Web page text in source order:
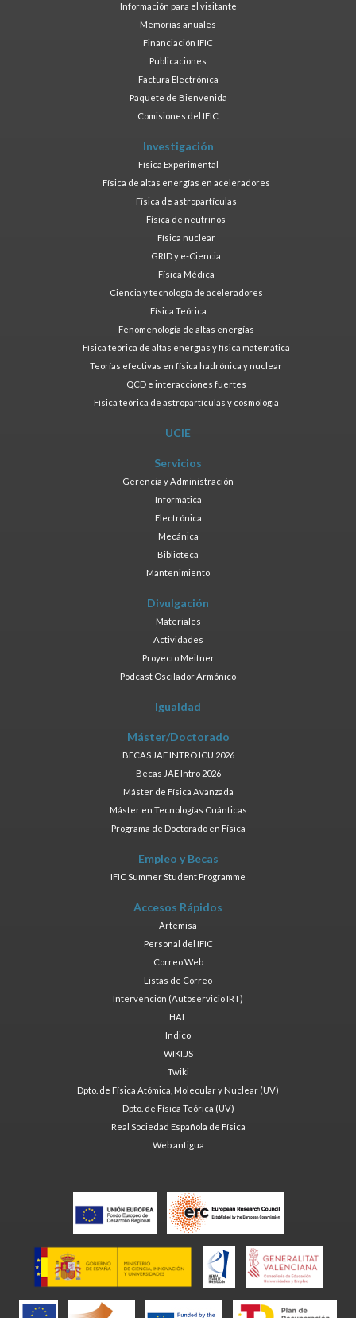
Información para el visitante
Memorias anuales
Financiación IFIC
Publicaciones
Factura Electrónica
Paquete de Bienvenida
Comisiones del IFIC
Investigación
Física Experimental
Física de altas energías en aceleradores
Física de astropartículas
Física de neutrinos
Física nuclear
GRID y e-Ciencia
Física Médica
Ciencia y tecnología de aceleradores
Física Teórica
Fenomenología de altas energías
Física teórica de altas energías y física matemática
Teorías efectivas en física hadrónica y nuclear
QCD e interacciones fuertes
Física teórica de astropartículas y cosmología
UCIE
Servicios
Gerencia y Administración
Informática
Electrónica
Mecánica
Biblioteca
Mantenimiento
Divulgación
Materiales
Actividades
Proyecto Meitner
Podcast Oscilador Armónico
Igualdad
Máster/Doctorado
BECAS JAE INTRO ICU 2026
Becas JAE Intro 2026
Máster de Física Avanzada
Máster en Tecnologías Cuánticas
Programa de Doctorado en Física
Empleo y Becas
IFIC Summer Student Programme
Accesos Rápidos
Artemisa
Personal del IFIC
Correo Web
Listas de Correo
Intervención (Autoservicio IRT)
HAL
Indico
WIKI.JS
Twiki
Dpto. de Física Atómica, Molecular y Nuclear (UV)
Dpto. de Física Teórica (UV)
Real Sociedad Española de Física
Web antigua